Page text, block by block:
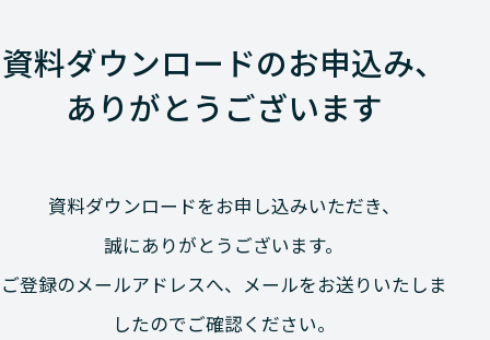
資料ダウンロードのお申込み、
ありがとうございます
資料ダウンロードをお申し込みいただき、
誠にありがとうございます。
ご登録のメールアドレスへ、メールをお送りいたしま
したのでご確認ください。